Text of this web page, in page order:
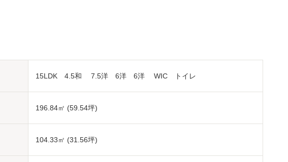
15LDK 4.5和 7.5洋 6洋 6洋 WIC トイレ
196.84㎡ (59.54坪)
104.33㎡ (31.56坪)